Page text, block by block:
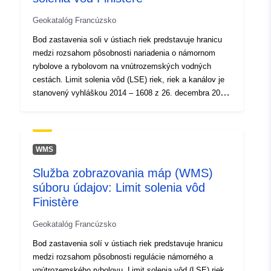
Geokatalóg Francúzsko
Bod zastavenia soli v ústiach riek predstavuje hranicu
medzi rozsahom pôsobnosti nariadenia o námornom
rybolove a rybolovom na vnútrozemských vodných
cestách. Limit solenia vôd (LSE) riek, riek a kanálov je
stanovený vyhláškou 2014 – 1608 z 26. decembra 2014
WMS
Služba zobrazovania máp (WMS)
súboru údajov: Limit solenia vôd
Finistère
Geokatalóg Francúzsko
Bod zastavenia solí v ústiach riek predstavuje hranicu
medzi rozsahom pôsobnosti regulácie námorného a